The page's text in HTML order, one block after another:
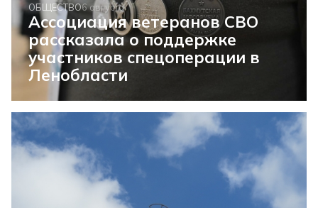
ОБЩЕСТВО6 августа
Ассоциация ветеранов СВО
рассказала о поддержке
участников спецоперации в
Ленобласти